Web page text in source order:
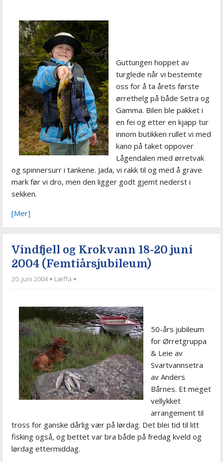
Guttungen hoppet av
turglede når vi bestemte
oss for å ta årets første
ørrethelg på både Setra og
Gamma. Bilen ble pakket i
en fei og etter en kjapp tur
innom butikken rullet vi med
kano på taket oppover
Lågendalen med ørretvak
og spinnersurr i tankene. Jada, vi rakk til og med å grave
mark før vi dro, men den ligger godt gjemt nederst i
sekken.
[Mer]
Vindfjell og Krokvann 18-20 juni
2004 (Femtiårsjubileum)
20. juni 2004 Læffa
50-års jubileum
for Ørretgruppa
& Leie av
Svartvannsetra
av Anders
Bårnes. Et meget
vellykket
arrangement til
tross for ganske dårlig vær på lørdag. Det blei tid til litt
fisking også, og bettet var bra både på fredag kveld og
lørdag ettermiddag.